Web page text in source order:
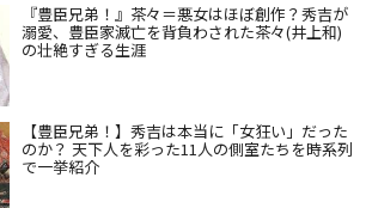
『豊臣兄弟！』茶々＝悪女はほぼ創作？秀吉が
溺愛、豊臣家滅亡を背負わされた茶々(井上和)
の壮絶すぎる生涯
【豊臣兄弟！】秀吉は本当に「女狂い」だった
のか？ 天下人を彩った11人の側室たちを時系列
で一挙紹介